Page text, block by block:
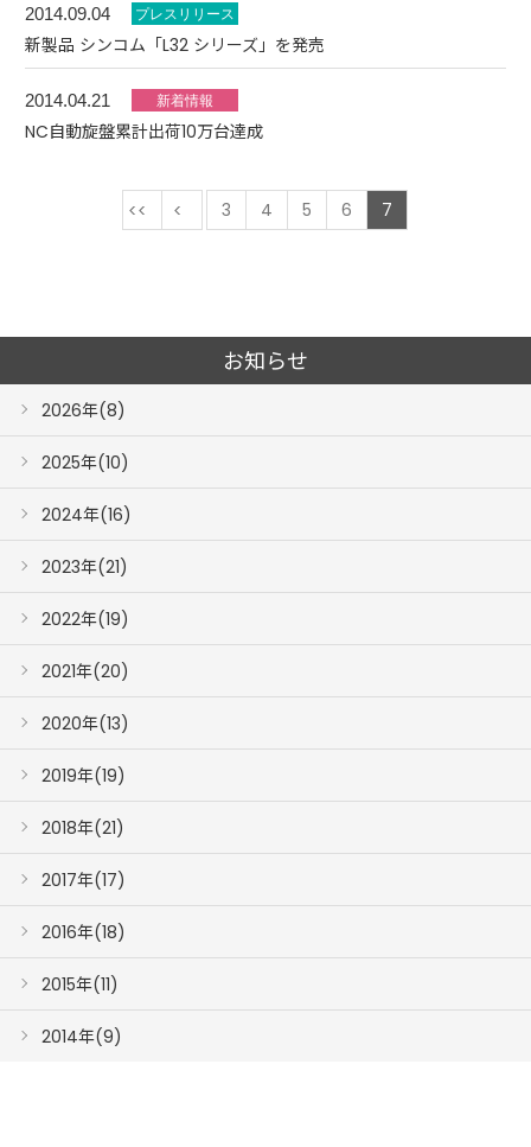
2014.09.04
新製品 シンコム「L32 シリーズ」を発売
2014.04.21
NC自動旋盤累計出荷10万台達成
最初 前
3 4 5 6 7
お知らせ
2026年(8)
2025年(10)
2024年(16)
2023年(21)
2022年(19)
2021年(20)
2020年(13)
2019年(19)
2018年(21)
2017年(17)
2016年(18)
2015年(11)
2014年(9)